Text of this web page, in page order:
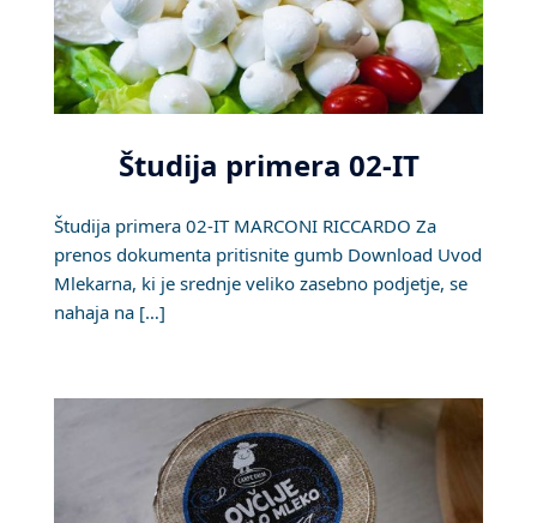
Študija primera 02-IT
Študija primera 02-IT MARCONI RICCARDO Za
prenos dokumenta pritisnite gumb Download Uvod
Mlekarna, ki je srednje veliko zasebno podjetje, se
nahaja na […]